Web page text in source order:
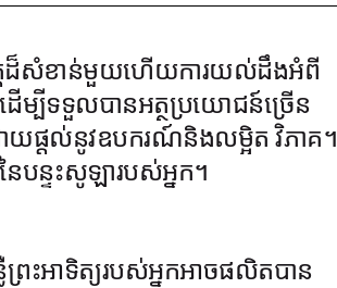
ត្តដ៏សំខាន់មួយហើយការយល់ដឹងអំពី
ើម្បីទទួលបានអត្ថប្រយោជន៍ច្រើន
ោយផ្តល់នូវឧបករណ៍និងលម្អិត វិភាគ។
បន្ទះសូឡារបស់អ្នក។
ព្រះអាទិត្យរបស់អ្នកអាចផលិតបាន